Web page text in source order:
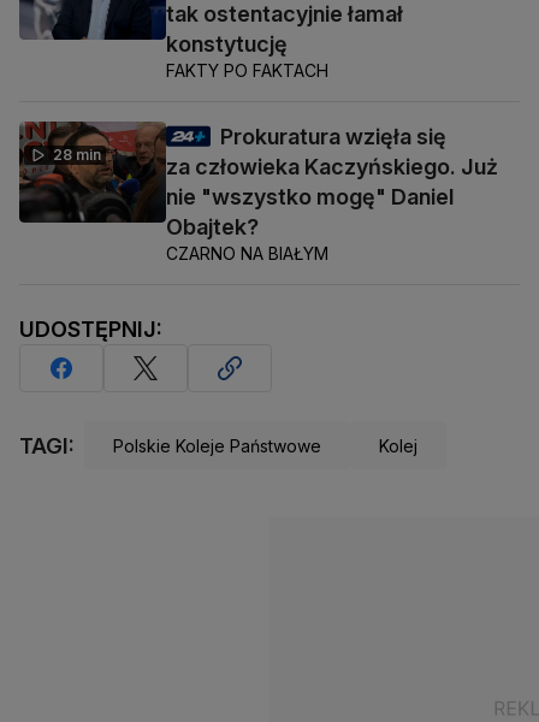
tak ostentacyjnie łamał
konstytucję
FAKTY PO FAKTACH
28 min
Prokuratura wzięła się
za człowieka Kaczyńskiego. Już
nie "wszystko mogę" Daniel
Obajtek?
CZARNO NA BIAŁYM
UDOSTĘPNIJ:
TAGI: Polskie Koleje Państwowe Kolej